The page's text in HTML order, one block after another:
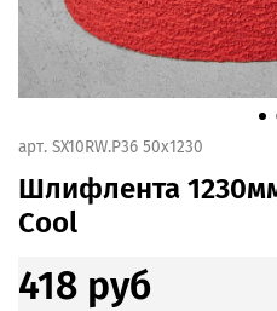
арт. SX10RW.P36 50x1230
Шлифлента
Cool
418 руб